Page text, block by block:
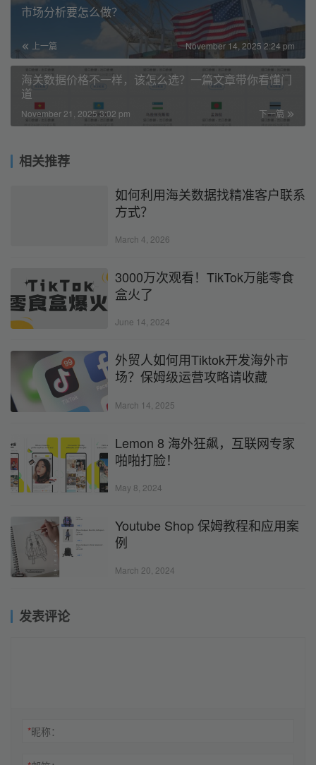
市场分析要怎么做？
上一篇 November 14, 2025 2:24 pm
海关数据价格不一样，该怎么选？一篇文章带你看懂门
道
下一篇
November 21, 2025 3:02 pm
相关推荐
如何利用海关数据找精准客户联系
方式？
March 4, 2026
3000万次观看！TikTok万能零食
盒火了
June 14, 2024
外贸人如何用Tiktok开发海外市
场？保姆级运营攻略请收藏
March 14, 2025
Lemon 8 海外狂飙，互联网专家
啪啪打脸！
May 8, 2024
Youtube Shop 保姆教程和应用案
例
March 20, 2024
发表评论
*昵称：